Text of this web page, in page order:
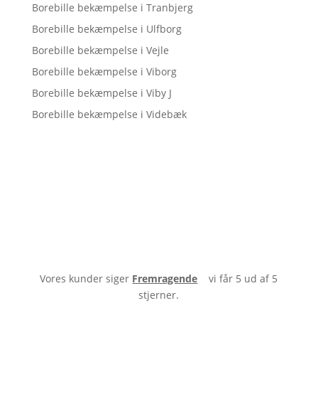
Borebille bekæmpelse i Tranbjerg
Borebille bekæmpelse i Ulfborg
Borebille bekæmpelse i Vejle
Borebille bekæmpelse i Viborg
Borebille bekæmpelse i Viby J
Borebille bekæmpelse i Videbæk
Vores kunder siger Fremragende
vi får 5 ud af 5
stjerner.